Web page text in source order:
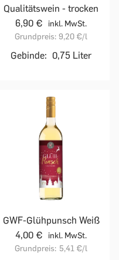
Qualitätswein - trocken
6,90 €
inkl. MwSt.
Grundpreis: 9,20 €/l
Gebinde: 0,75 Liter
GWF-Glühpunsch Weiß
4,00 €
inkl. MwSt.
Grundpreis: 5,41 €/l